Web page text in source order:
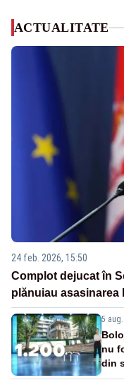
ACTUALITATE
24 feb. 2026, 15:50
Complot dejucat în
plănuiau asasinarea
5
nu
din